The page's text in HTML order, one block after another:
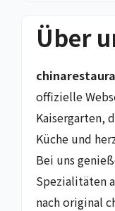
Über
offizielle
Kaisergarten,
Küche und
Bei uns
Spezialitäten
nach original